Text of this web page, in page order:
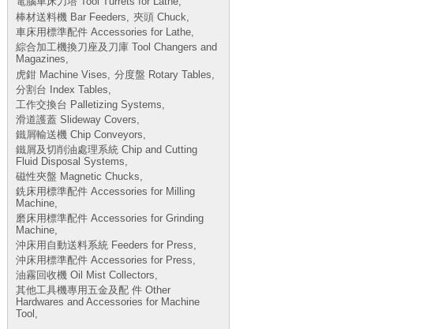
棒材送料機 Bar Feeders, 夾頭 Chuck,
車床用標準配件 Accessories for Lathe,
綜合加工機換刀座及刀庫 Tool Changers and
Magazines,
虎鉗 Machine Vises, 分度盤 Rotary Tables,
分割台 Index Tables,
工作交換台 Palletizing Systems,
滑道護蓋 Slideway Covers,
鐵屑輸送機 Chip Conveyors,
鐵屑及切削油處理系統 Chip and Cutting
Fluid Disposal Systems,
磁性夾盤 Magnetic Chucks,
銑床用標準配件 Accessories for Milling
Machine,
磨床用標準配件 Accessories for Grinding
Machine,
沖床用自動送料系統 Feeders for Press,
沖床用標準配件 Accessories for Press,
油霧回收機 Oil Mist Collectors,
其他工具機專用五金及配 件 Other
Hardwares and Accessories for Machine
Tool,